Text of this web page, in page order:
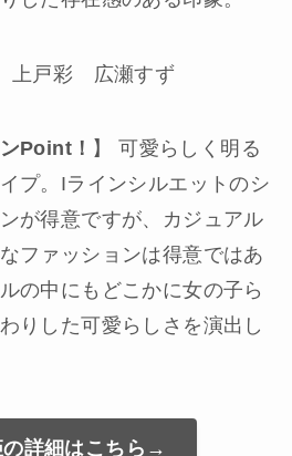
戸彩 広瀬すず
Point！ 】 可愛らしく明る
プ。Iラインシルエットのシ
が得意ですが、カジュアル
ファッションは得意ではあ
の中にもどこかに女の子ら
りした可愛らしさを演出し
の詳細はこちら→